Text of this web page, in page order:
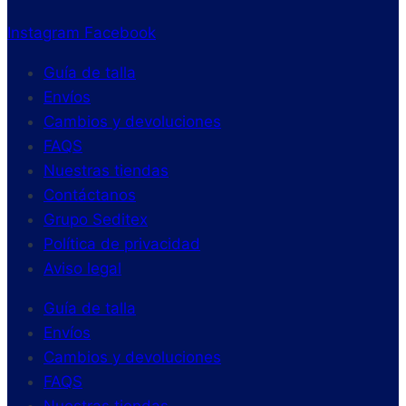
Instagram Facebook
Guía de talla
Envíos
Cambios y devoluciones
FAQS
Nuestras tiendas
Contáctanos
Grupo Seditex
Política de privacidad
Aviso legal
Guía de talla
Envíos
Cambios y devoluciones
FAQS